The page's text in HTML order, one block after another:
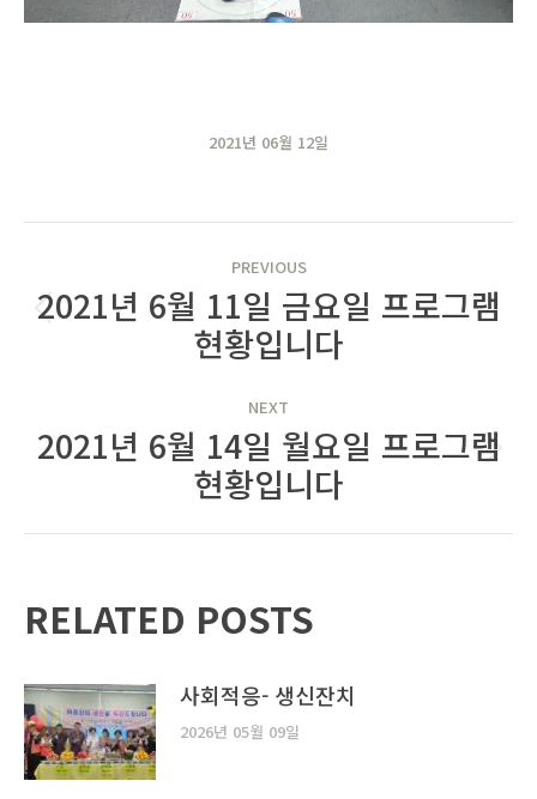
2021년 06월 12일
NAVIGATION
PREVIOUS
Previous
post:
2021년 6월 11일 금요일 프로그램
현황입니다
NEXT
Next
post:
2021년 6월 14일 월요일 프로그램
현황입니다
RELATED POSTS
사회적응- 생신잔치
2026년 05월 09일